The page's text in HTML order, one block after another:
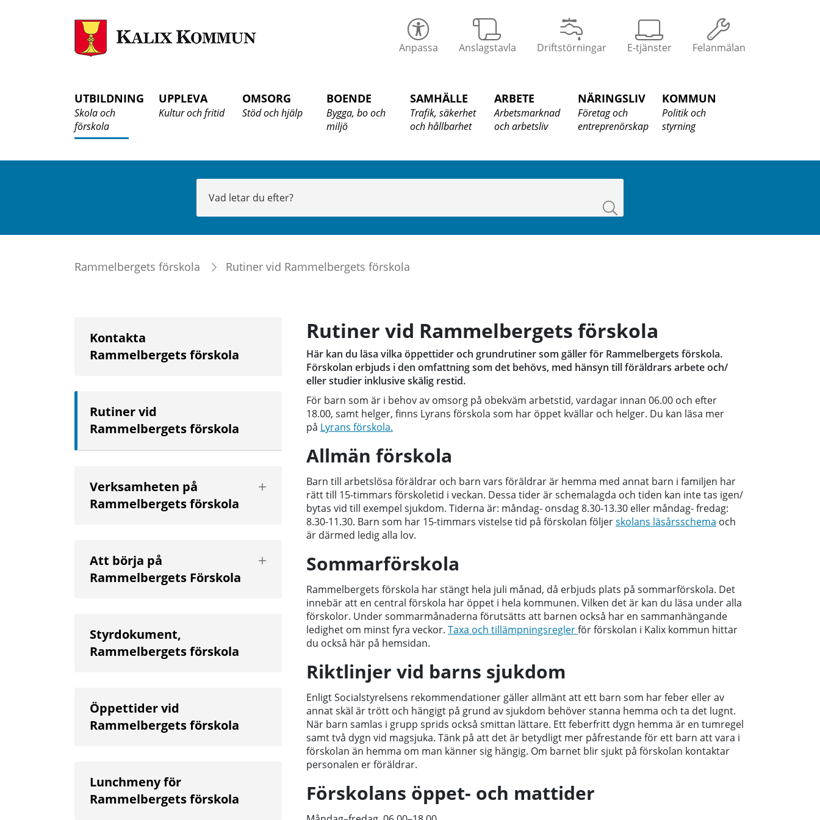
Anpassa Anslagstavla Driftstörningar E-tjänster Felanmälan
UTBILDNING
Skola och
förskola
UPPLEVA
Kultur och fritid
OMSORG
Stöd och hjälp
BOENDE
Bygga, bo och
miljö
SAMHÄLLE
Trafik, säkerhet
och hållbarhet
ARBETE
Arbetsmarknad
och arbetsliv
NÄRINGSLIV
Företag och
entreprenörskap
KOMMUN
Politik och
styrning
Sök
Rammelbergets förskola Rutiner vid Rammelbergets förskola
Rutiner vid Rammelbergets förskola
Här kan du läsa vilka öppettider och grundrutiner som gäller för Rammelbergets förskola.
Förskolan erbjuds i den omfattning som det behövs, med hänsyn till föräldrars arbete och/
eller studier inklusive skälig restid.
För barn som är i behov av omsorg på obekväm arbetstid, vardagar innan 06.00 och efter
18.00, samt helger, finns Lyrans förskola som har öppet kvällar och helger. Du kan läsa mer
på Lyrans förskola.
Allmän förskola
Barn till arbetslösa föräldrar och barn vars föräldrar är hemma med annat barn i familjen har
rätt till 15-timmars förskoletid i veckan. Dessa tider är schemalagda och tiden kan inte tas igen/
bytas vid till exempel sjukdom. Tiderna är: måndag- onsdag 8.30-13.30 eller måndag- fredag:
8.30-11.30. Barn som har 15-timmars vistelse tid på förskolan följerskolans läsårsschema och
är därmed ledig alla lov.
Sommarförskola
Rammelbergets förskola har stängt hela juli månad, då erbjuds plats på sommarförskola. Det
innebär att en central förskola har öppet i hela kommunen. Vilken det är kan du läsa under alla
förskolor. Under sommarmånaderna förutsätts att barnen också har en sammanhängande
ledighet om minst fyra veckor. Taxa och tillämpningsreglerför förskolan i Kalix kommun hittar
du också här på hemsidan.
Riktlinjer vid barns sjukdom
Enligt Socialstyrelsens rekommendationer gäller allmänt att ett barn som har feber eller av
annat skäl är trött och hängigt på grund av sjukdom behöver stanna hemma och ta det lugnt.
När barn samlas i grupp sprids också smittan lättare. Ett feberfritt dygn hemma är en tumregel
samt två dygn vid magsjuka. Tänk på att det är betydligt mer påfrestande för ett barn att vara i
förskolan än hemma om man känner sig hängig. Om barnet blir sjukt på förskolan kontaktar
personalen er föräldrar.
Förskolans öppet- och mattider
Kontakta
Rammelbergets förskola
Rutiner vid
Rammelbergets förskola
Verksamheten på
Rammelbergets förskola
Visa
nästa
Att börja på
Rammelbergets Förskola
Visa
nästa
Styrdokument,
Rammelbergets förskola
Öppettider vid
Rammelbergets förskola
Lunchmeny för
Rammelbergets förskola